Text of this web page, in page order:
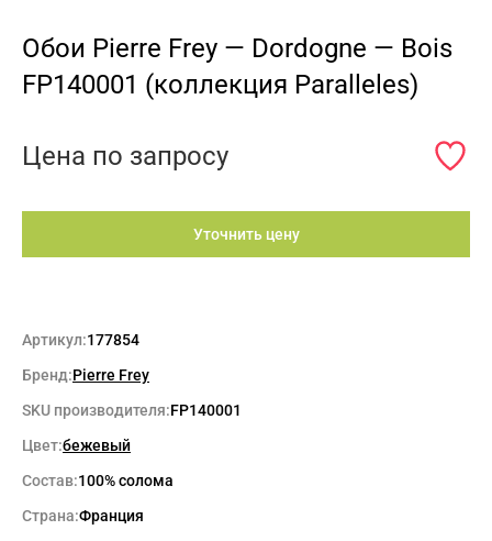
Обои Pierre Frey — Dordogne — Bois
FP140001 (коллекция Paralleles)
Цена по запросу
Уточнить цену
Артикул:177854
Бренд:Pierre Frey
SKU производителя:FP140001
Цвет:бежевый
Состав:100% солома
Страна:Франция